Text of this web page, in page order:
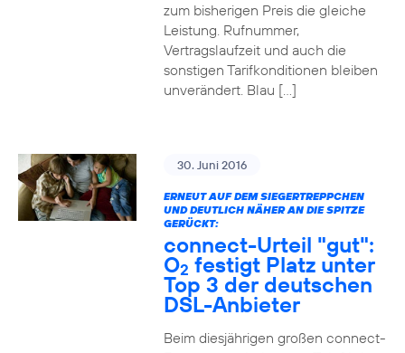
zum bisherigen Preis die gleiche
Leistung. Rufnummer,
Vertragslaufzeit und auch die
sonstigen Tarifkonditionen bleiben
unverändert. Blau […]
30. Juni 2016
ERNEUT AUF DEM SIEGERTREPPCHEN
UND DEUTLICH NÄHER AN DIE SPITZE
GERÜCKT:
connect-Urteil "gut":
O2 festigt Platz unter
Top 3 der deutschen
DSL-Anbieter
Beim diesjährigen großen connect-